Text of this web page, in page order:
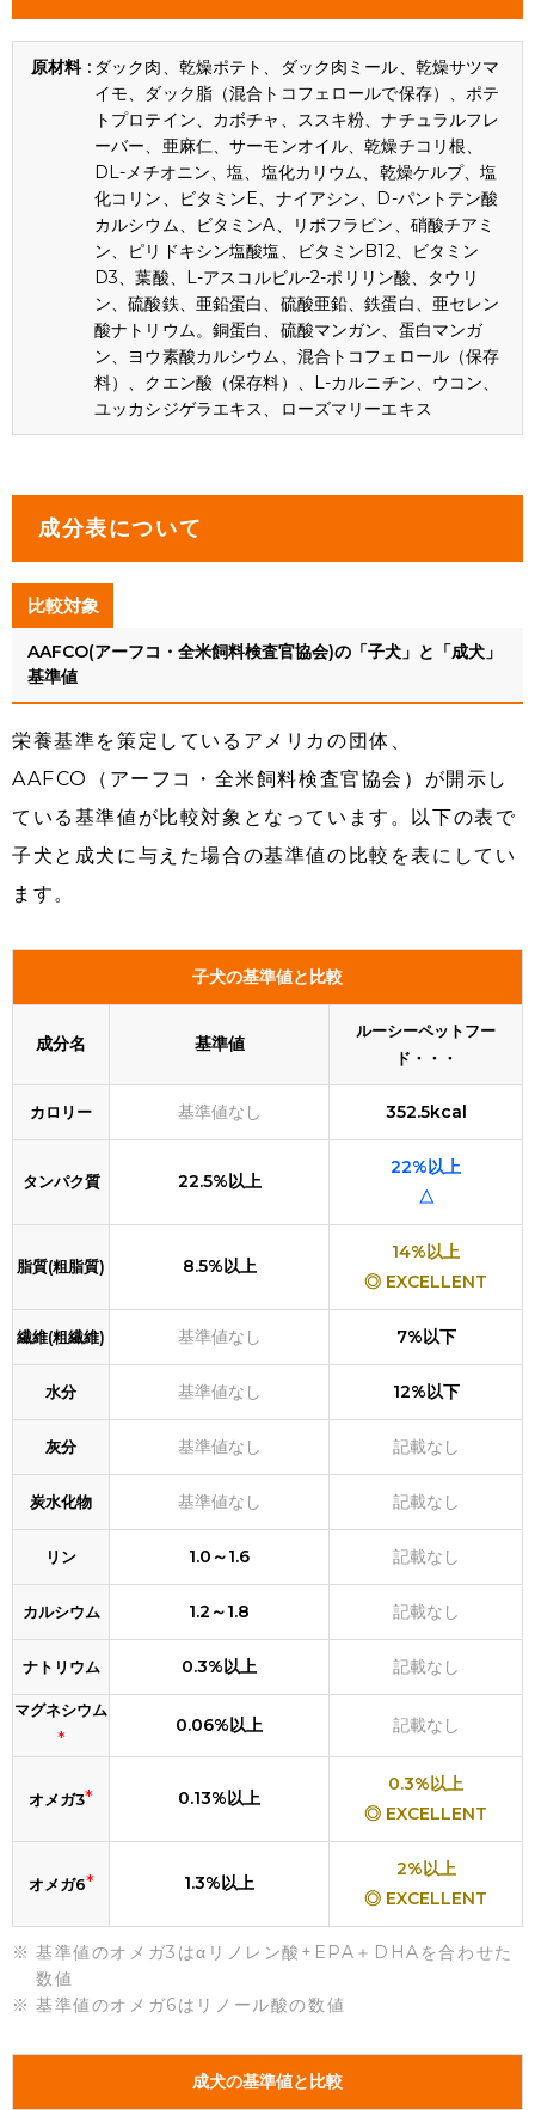
ダック肉、乾燥ポテト、ダック肉ミール、乾燥サツマ
イモ、ダック脂（混合トコフェロールで保存）、ポテ
トプロテイン、カボチャ、ススキ粉、ナチュラルフレ
ーバー、亜麻仁、サーモンオイル、乾燥チコリ根、
DL-メチオニン、塩、塩化カリウム、乾燥ケルプ、塩
化コリン、ビタミンE、ナイアシン、D-パントテン酸
カルシウム、ビタミンA、リボフラビン、硝酸チアミ
ン、ピリドキシン塩酸塩、ビタミンB12、ビタミン
D3、葉酸、L-アスコルビル-2-ポリリン酸、タウリ
ン、硫酸鉄、亜鉛蛋白、硫酸亜鉛、鉄蛋白、亜セレン
酸ナトリウム。銅蛋白、硫酸マンガン、蛋白マンガ
ン、ヨウ素酸カルシウム、混合トコフェロール（保存
料）、クエン酸（保存料）、L-カルニチン、ウコン、
ユッカシジゲラエキス、ローズマリーエキス
成分表について
比較対象
AAFCO(アーフコ・全米飼料検査官協会)の「子犬」と「成犬」
基準値
栄養基準を策定しているアメリカの団体、
AAFCO（アーフコ・全米飼料検査官協会）が開示し
ている基準値が比較対象となっています。以下の表で
子犬と成犬に与えた場合の基準値の比較を表にしてい
ます。
子犬の基準値と比較
成分名 基準値
ルーシーペットフー
ド・・・
カロリー 基準値なし 352.5kcal
タンパク質 22.5%以上
22%以上
△
脂質(粗脂質) 8.5%以上
14%以上
◎ EXCELLENT
繊維(粗繊維) 基準値なし 7%以下
水分 基準値なし 12%以下
灰分 基準値なし 記載なし
炭水化物 基準値なし 記載なし
リン 1.0～1.6 記載なし
カルシウム 1.2～1.8 記載なし
ナトリウム 0.3%以上 記載なし
マグネシウム
*
0.06%以上 記載なし
オメガ3* 0.13%以上
0.3%以上
◎ EXCELLENT
オメガ6* 1.3%以上
2%以上
◎ EXCELLENT
基準値のオメガ3はαリノレン酸+EPA＋DHAを合わせた
数値
基準値のオメガ6はリノール酸の数値
成犬の基準値と比較